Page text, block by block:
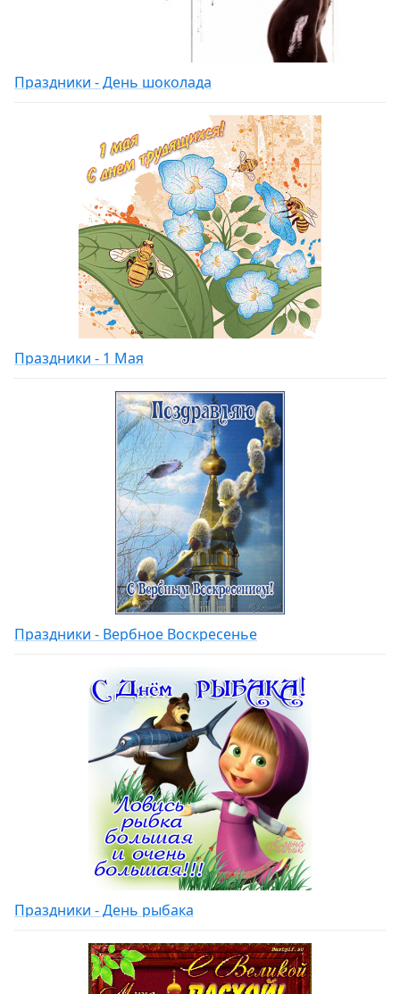
Праздники - День шоколада
Праздники - 1 Мая
Праздники - Вербное Воскресенье
Праздники - День рыбака